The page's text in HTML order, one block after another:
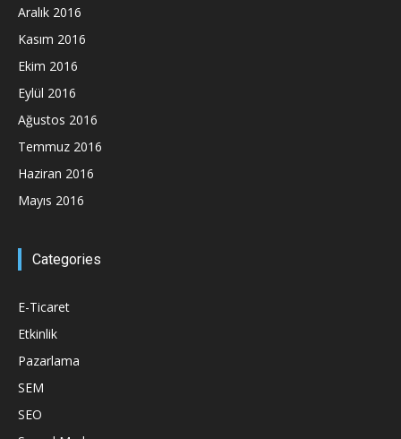
Aralık 2016
Kasım 2016
Ekim 2016
Eylül 2016
Ağustos 2016
Temmuz 2016
Haziran 2016
Mayıs 2016
Categories
E-Ticaret
Etkinlik
Pazarlama
SEM
SEO